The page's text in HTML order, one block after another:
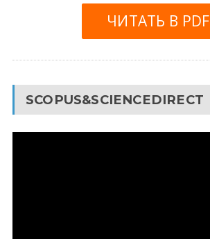
ЧИТАТЬ В PDF
SCOPUS&SCIENCEDIRECT